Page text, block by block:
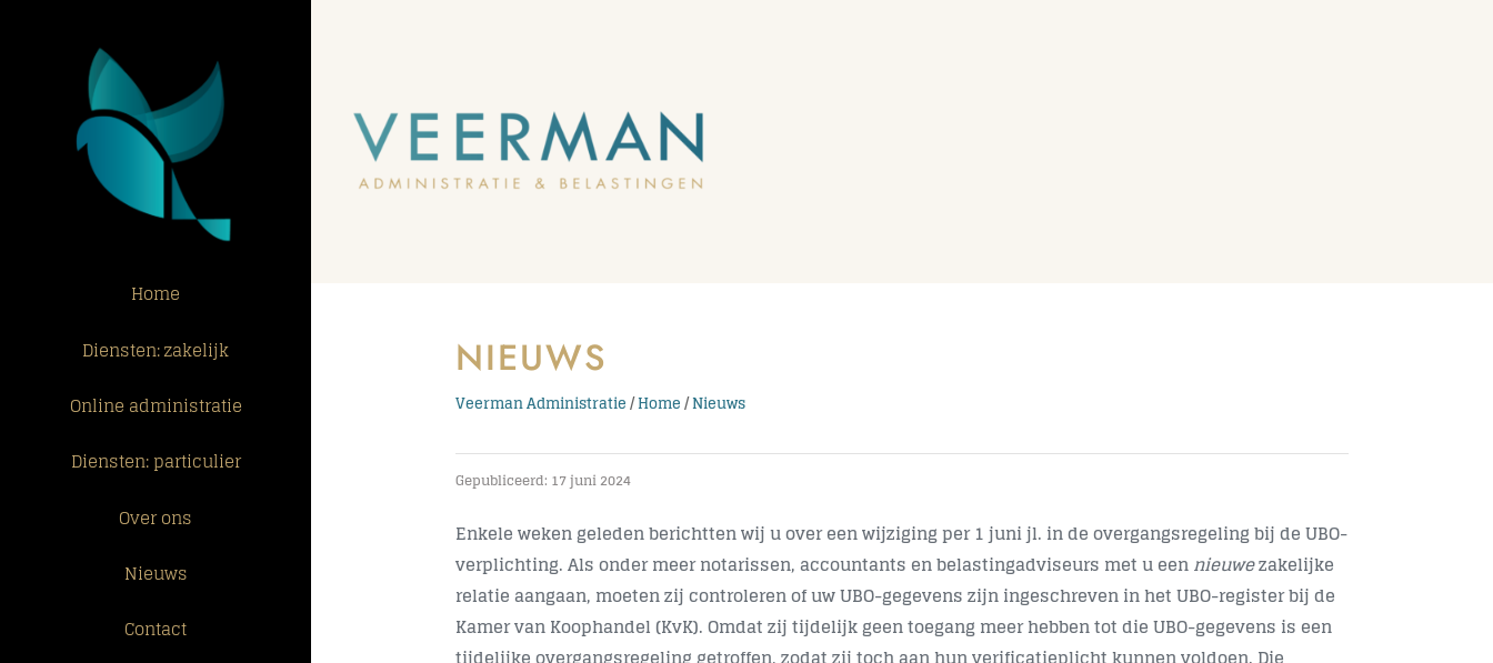
Home
Diensten: zakelijk
Online administratie
Diensten: particulier
Over ons
Nieuws
Contact
NIEUWS
Veerman Administratie/Home/Nieuws
Gepubliceerd: 17 juni 2024
Enkele weken geleden berichtten wij u over een wijziging per 1 juni jl. in de overgangsregeling bij de UBO-
verplichting. Als onder meer notarissen, accountants en belastingadviseurs met u eennieuwezakelijke
relatie aangaan, moeten zij controleren of uw UBO-gegevens zijn ingeschreven in het UBO-register bij de
Kamer van Koophandel (KvK). Omdat zij tijdelijk geen toegang meer hebben tot die UBO-gegevens is een